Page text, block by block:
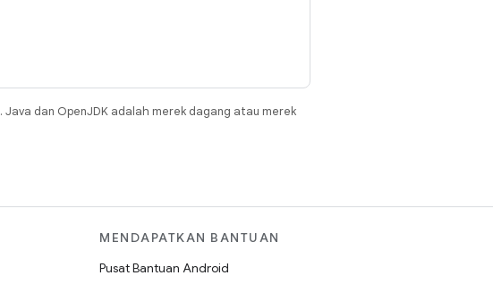
. Java dan OpenJDK adalah merek dagang atau merek
MENDAPATKAN BANTUAN
Pusat Bantuan Android